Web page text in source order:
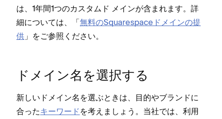
は⁠、1年間1つのカスタムド メインが含まれます⁠。詳
細については⁠、「⁠無料のSquarespaceドメインの提
供 ⁠」をご参照ください⁠。
ドメイン名を選択する
新しいドメイン名を選ぶときは⁠、目的やブランドに
合⁠ったキ⁠ーワ⁠ード を考えまし⁠ょう⁠。当社では⁠、利用